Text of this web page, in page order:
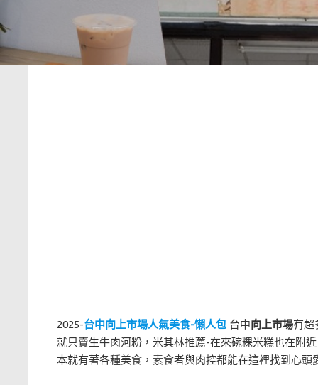
2025-台中向上市場人氣美食-懶人包 台中向上市場有超
就只賣生牛肉河粉，米其林推薦-在來碗粿米糕也在附
本就有著各種美食，素食者與肉控都能在這裡找到心頭